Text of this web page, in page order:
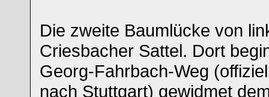
Die zweite Baumlücke von
Criesbacher Sattel. Dort
Georg-Fahrbach-Weg
nach Stuttgart) gewidmet